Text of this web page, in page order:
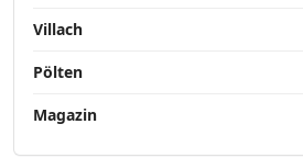
Villach
Pölten
Magazin